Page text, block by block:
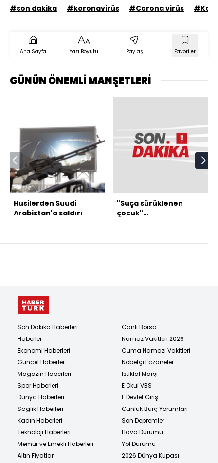
#son dakika #koronavirüs #Corona virüs
Ana Sayfa Yazı Boyutu Paylaş Favoriler
GÜNÜN ÖNEMLİ MANŞETLERİ
Husilerden Suudi
Arabistan'a saldırı
"Suça sürüklenen
çocuk"
Son Dakika Haberleri
Haberler
Ekonomi Haberleri
Güncel Haberler
Magazin Haberleri
Spor Haberleri
Dünya Haberleri
Sağlık Haberleri
Kadın Haberleri
Teknoloji Haberleri
Memur ve Emekli Haberleri
Altın Fiyatları
Canlı Borsa
Namaz Vakitleri 2026
Cuma Namazı Vakitleri
Nöbetçi Eczaneler
İstiklal Marşı
E Okul VBS
E Devlet Giriş
Günlük Burç Yorumları
Son Depremler
Hava Durumu
Yol Durumu
2026 Dünya Kupası